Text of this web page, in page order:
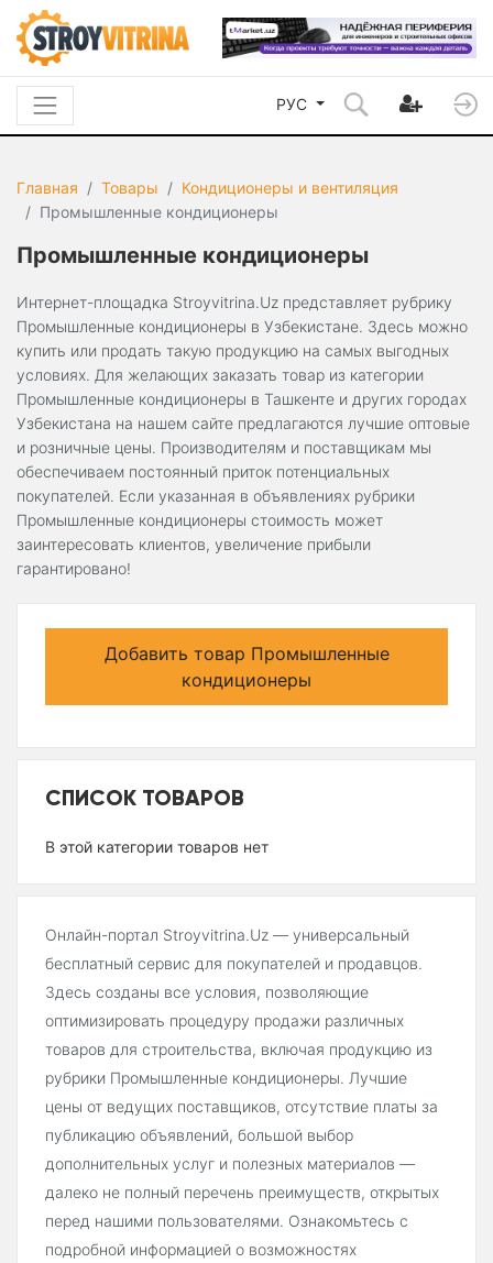
РУС
Главная Товары
Кондиционеры и вентиляция
Промышленные кондиционеры
Промышленные кондиционеры
Интернет-площадка Stroyvitrina.Uz представляет рубрику
Промышленные кондиционеры в Узбекистане. Здесь можно
купить или продать такую продукцию на самых выгодных
условиях. Для желающих заказать товар из категории
Промышленные кондиционеры в Ташкенте и других городах
Узбекистана на нашем сайте предлагаются лучшие оптовые
и розничные цены. Производителям и поставщикам мы
обеспечиваем постоянный приток потенциальных
покупателей. Если указанная в объявлениях рубрики
Промышленные кондиционеры стоимость может
заинтересовать клиентов, увеличение прибыли
гарантировано!
Добавить товар Промышленные
кондиционеры
СПИСОК ТОВАРОВ
В этой категории товаров нет
Онлайн-портал Stroyvitrina.Uz — универсальный
бесплатный сервис для покупателей и продавцов.
Здесь созданы все условия, позволяющие
оптимизировать процедуру продажи различных
товаров для строительства, включая продукцию из
рубрики Промышленные кондиционеры. Лучшие
цены от ведущих поставщиков, отсутствие платы за
публикацию объявлений, большой выбор
дополнительных услуг и полезных материалов —
далеко не полный перечень преимуществ, открытых
перед нашими пользователями. Ознакомьтесь с
подробной информацией о возможностях